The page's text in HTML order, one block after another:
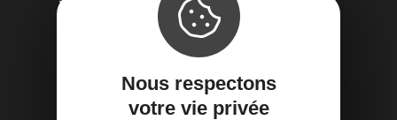
Place du Claux
Obtenir l'itinéraire
Nous respectons
votre vie privée